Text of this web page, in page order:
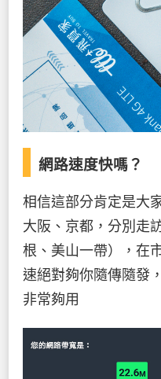
網路速度快嗎？
相信這部分肯定是大
大阪、京都，分別走
根、美山一帶），在
速絕對夠你隨傳隨發
非常夠用